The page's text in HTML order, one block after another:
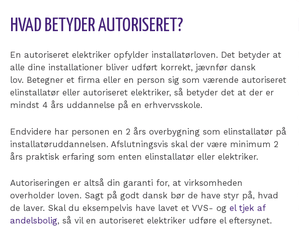
HVAD BETYDER AUTORISERET?
En autoriseret elektriker opfylder installatørloven. Det betyder at
alle dine installationer bliver udført korrekt, jævnfør dansk
lov. Betegner et firma eller en person sig som værende autoriseret
elinstallatør eller autoriseret elektriker, så betyder det at der er
mindst 4 års uddannelse på en erhvervsskole.
Endvidere har personen en 2 års overbygning som elinstallatør på
installatøruddannelsen. Afslutningsvis skal der være minimum 2
års praktisk erfaring som enten elinstallatør eller elektriker.
Autoriseringen er altså din garanti for, at virksomheden
overholder loven. Sagt på godt dansk bør de have styr på, hvad
de laver. Skal du eksempelvis have lavet et VVS- og el tjek af
andelsbolig, så vil en autoriseret elektriker udføre el eftersynet.